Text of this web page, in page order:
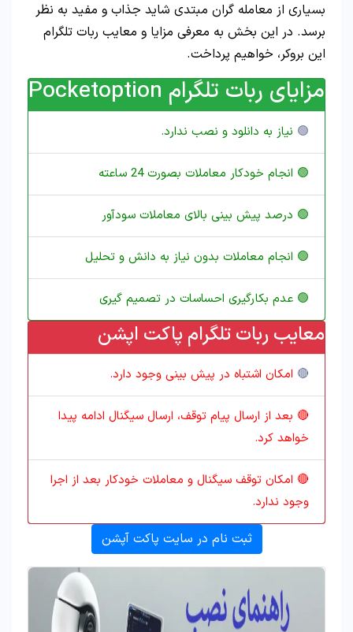
بسیاری از معامله گران مبتدی شاید جذاب و مفید به نظر
برسد. در این بخش به معرفی مزایا و معایب ربات تلگرام
این بروکر، خواهیم پرداخت.
مزایای ربات تلگرام Pocketoption
🟢 نیاز به دانلود و نصب ندارد.
🟢 انجام خودکار معاملات بصورت 24 ساعته
🟢 درصد پیش بینی بالای معاملات سودآور
🟢 انجام معاملات بدون نیاز به دانش و تحلیل
🟢 عدم بکارگیری احساسات در تصمیم گیری
معایب ربات تلگرام پاکت اپشن
🔴 امکان اشتباه در پیش بینی وجود دارد.
🔴 بعد از ارسال پیام توقف، ارسال سیگنال ادامه پیدا
خواهد کرد.
🔴 امکان توقف سیگنال و معاملات خودکار بعد از اجرا
وجود ندارد.
ثبت نام در سایت پاکت آپشن